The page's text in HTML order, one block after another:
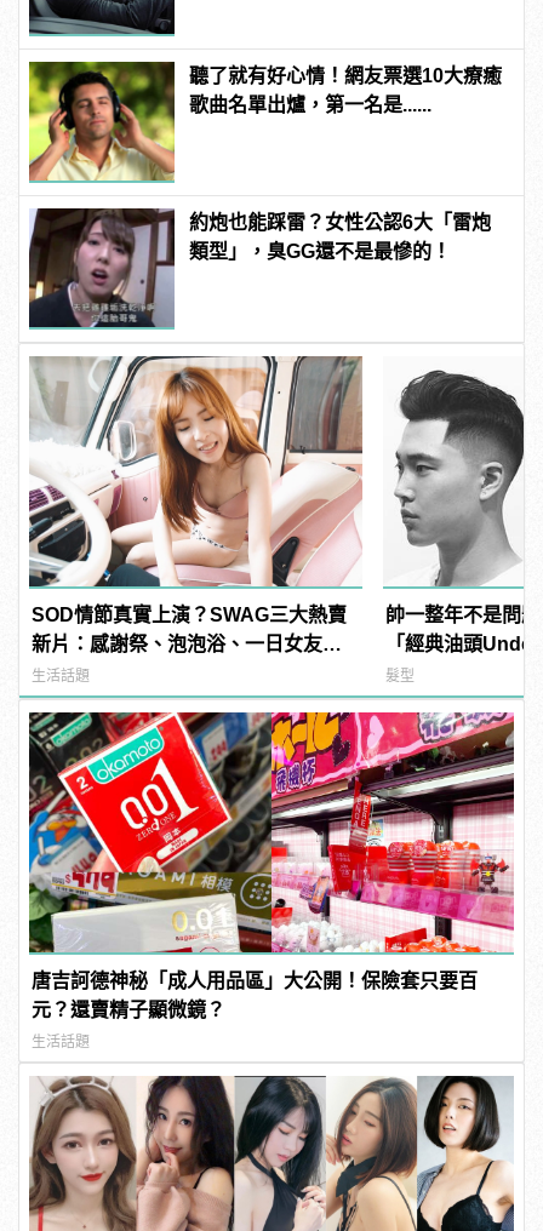
聽了就有好心情！網友票選10大療癒
歌曲名單出爐，第一名是......
約炮也能踩雷？女性公認6大「雷炮
類型」，臭GG還不是最慘的！
SOD情節真實上演？SWAG三大熱賣
新片：感謝祭、泡泡浴、一日女友超
刺激！老司機直呼：賺到了超爽Der～
| manfashion這樣變型男
生活話題
帥一整年不是問
「經典油頭
髮型
唐吉訶德神秘「成人用品區」大公開！保險套只要百
元？還賣精子顯微鏡？
生活話題